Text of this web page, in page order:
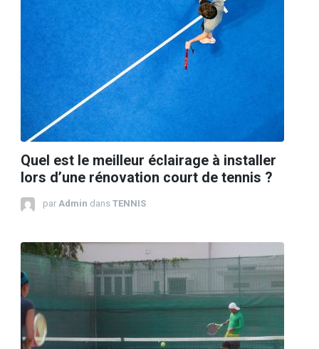
Quel est le meilleur éclairage à installer
lors d’une rénovation court de tennis ?
par Admin dans TENNIS